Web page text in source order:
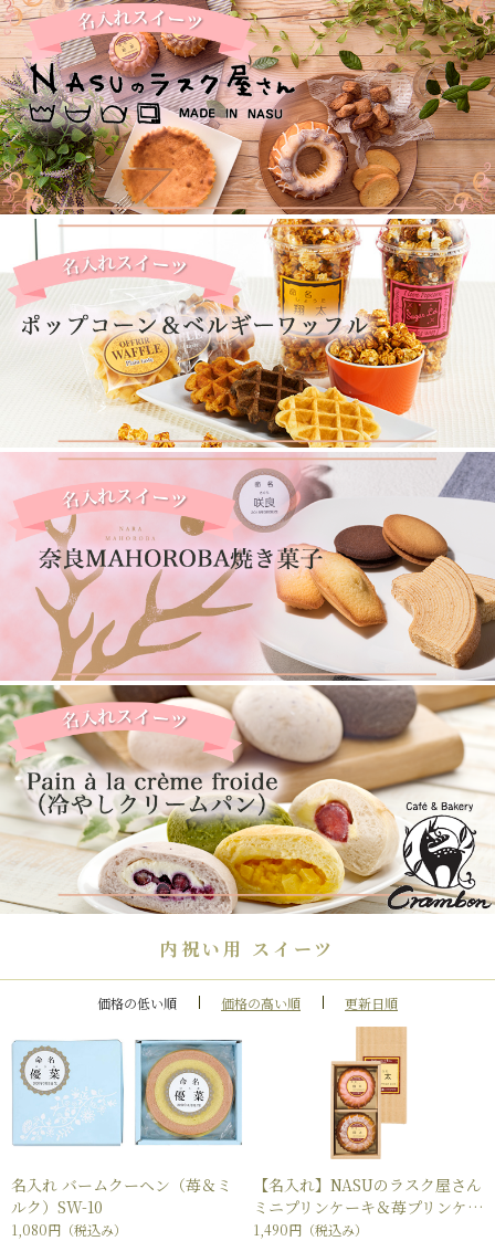
内祝い用 スイーツ
価格の低い順 価格の高い順 更新日順
名入れ バームクーヘン（苺＆ミ
ルク）SW-10
1,080円 （税込み）
【名入れ】NASUのラスク屋さん
ミニプリンケーキ＆苺プリンケー
キ NSPW-15
1,490円 （税込み）